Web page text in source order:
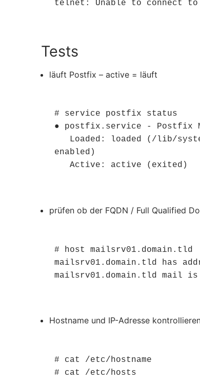
Tests
läuft Postfix – active = läuft
# service postfix status
● postfix.service - Postfix
enabled)
   Active: active (exited)
prüfen ob der FQDN / Full Qualified
# host mailsrv01.domain.tld
mailsrv01.domain.tld has
mailsrv01.domain.tld mail is
Hostname und IP-Adresse
# cat /etc/hostname
# cat /etc/hosts